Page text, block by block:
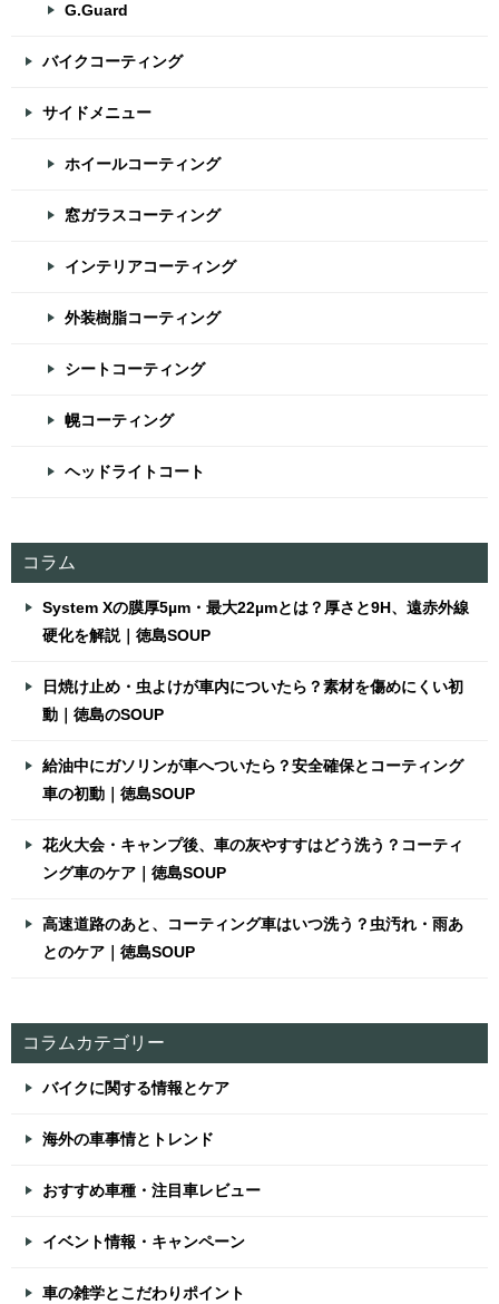
G.Guard
バイクコーティング
サイドメニュー
ホイールコーティング
窓ガラスコーティング
インテリアコーティング
外装樹脂コーティング
シートコーティング
幌コーティング
ヘッドライトコート
コラム
System Xの膜厚5µm・最大22µmとは？厚さと9H、遠赤外線
硬化を解説｜徳島SOUP
日焼け止め・虫よけが車内についたら？素材を傷めにくい初
動｜徳島のSOUP
給油中にガソリンが車へついたら？安全確保とコーティング
車の初動｜徳島SOUP
花火大会・キャンプ後、車の灰やすすはどう洗う？コーティ
ング車のケア｜徳島SOUP
高速道路のあと、コーティング車はいつ洗う？虫汚れ・雨あ
とのケア｜徳島SOUP
コラムカテゴリー
バイクに関する情報とケア
海外の車事情とトレンド
おすすめ車種・注目車レビュー
イベント情報・キャンペーン
車の雑学とこだわりポイント